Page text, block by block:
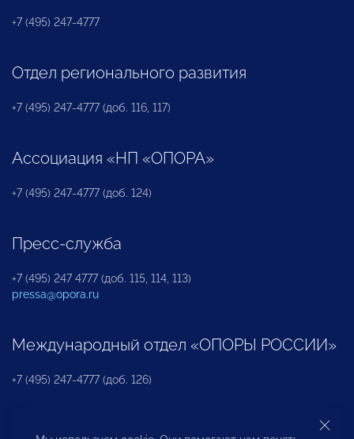
+7 (495) 247-4777
Отдел регионального развития
+7 (495) 247-4777 (доб. 116, 117)
Ассоциация «НП «ОПОРА»
+7 (495) 247-4777 (доб. 124)
Пресс-служба
+7 (495) 247 4777 (доб. 115, 114, 113)
pressa@opora.ru
Международный отдел «ОПОРЫ РОССИИ»
+7 (495) 247-4777 (доб. 126)
Бюро по защите прав предпринимателей и